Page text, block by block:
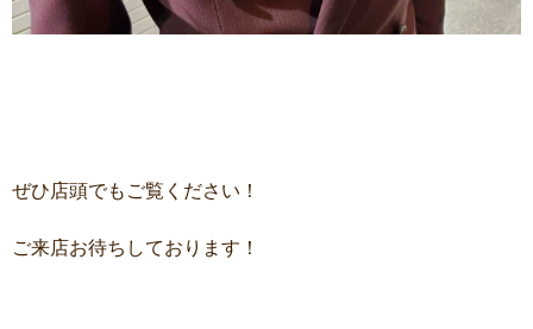
ぜひ店頭でもご覧ください！
ご来店お待ちしております！